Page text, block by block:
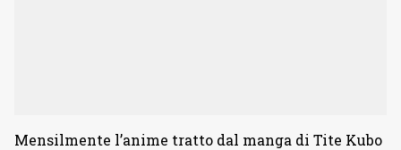
Mensilmente l’anime tratto dal manga di Tite Kubo